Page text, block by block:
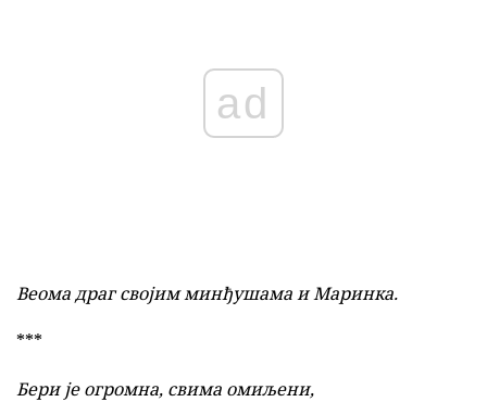
ad
Веома драг својим минђушама и Маринка.
***
Бери је огромна, свима омиљени,